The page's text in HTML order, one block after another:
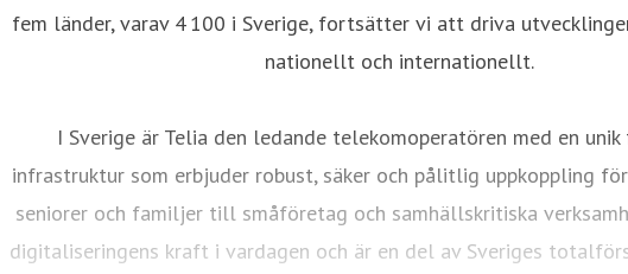
fem länder, varav 4 100 i Sverige, fortsätter vi att driva
nationellt och internationellt.
I Sverige är Telia den ledande telekomoperatören med en
infrastruktur som erbjuder robust, säker och pålitlig uppkoppling
seniorer och familjer till småföretag och samhällskritiska
digitaliseringens kraft i vardagen och är en del av Sveriges